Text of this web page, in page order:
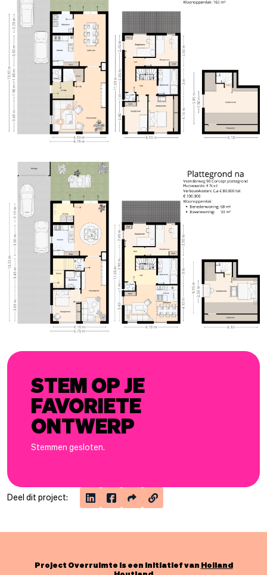
STEM OP JE
FAVORIETE
ONTWERP
Stemmen gesloten.
Deel dit project:
Project Overruimte is een initiatief van Holland